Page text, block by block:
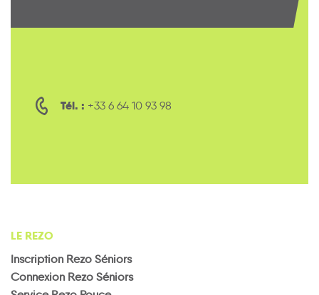
Tél. : +33 6 64 10 93 98
LE REZO
Inscription Rezo Séniors
Connexion Rezo Séniors